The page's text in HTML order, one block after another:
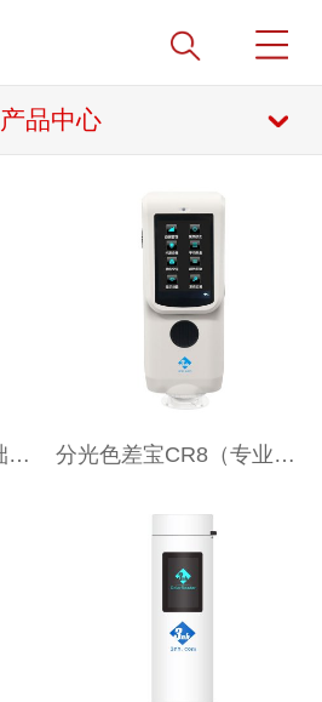
产品中心
分光色差宝CR7（基础版） 分光色差宝CR8（专业版）